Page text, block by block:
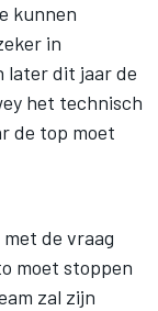
kunnen
in
later dit jaar de
het technisch
de top moet
de vraag
moet stoppen
zal zijn